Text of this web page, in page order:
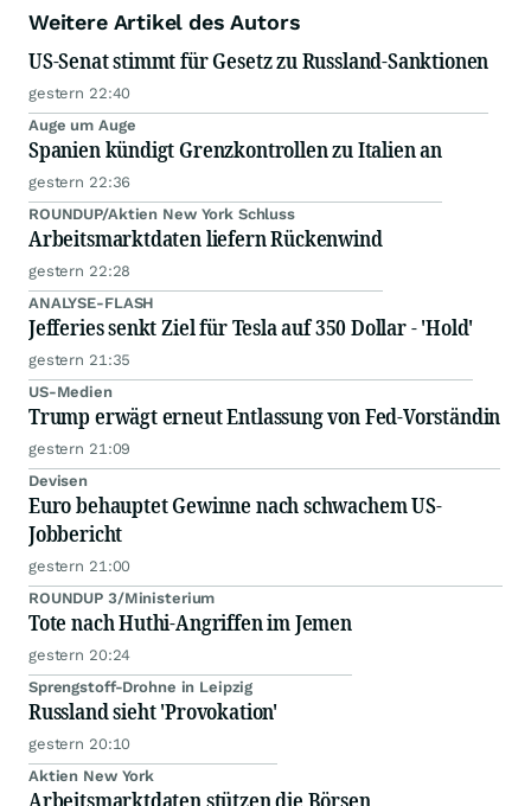
Weitere Artikel des Autors
US-Senat stimmt für Gesetz zu Russland-Sanktionen
gestern 22:40
Auge um Auge
Spanien kündigt Grenzkontrollen zu Italien an
gestern 22:36
ROUNDUP/Aktien New York Schluss
Arbeitsmarktdaten liefern Rückenwind
gestern 22:28
ANALYSE-FLASH
Jefferies senkt Ziel für Tesla auf 350 Dollar - 'Hold'
gestern 21:35
US-Medien
Trump erwägt erneut Entlassung von Fed-Vorständin
gestern 21:09
Devisen
Euro behauptet Gewinne nach schwachem US-
Jobbericht
gestern 21:00
ROUNDUP 3/Ministerium
Tote nach Huthi-Angriffen im Jemen
gestern 20:24
Sprengstoff-Drohne in Leipzig
Russland sieht 'Provokation'
gestern 20:10
Aktien New York